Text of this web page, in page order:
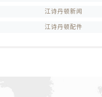
江诗丹顿新闻
江诗丹顿配件